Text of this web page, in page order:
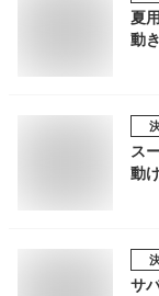
夏
動
ス
動
サ